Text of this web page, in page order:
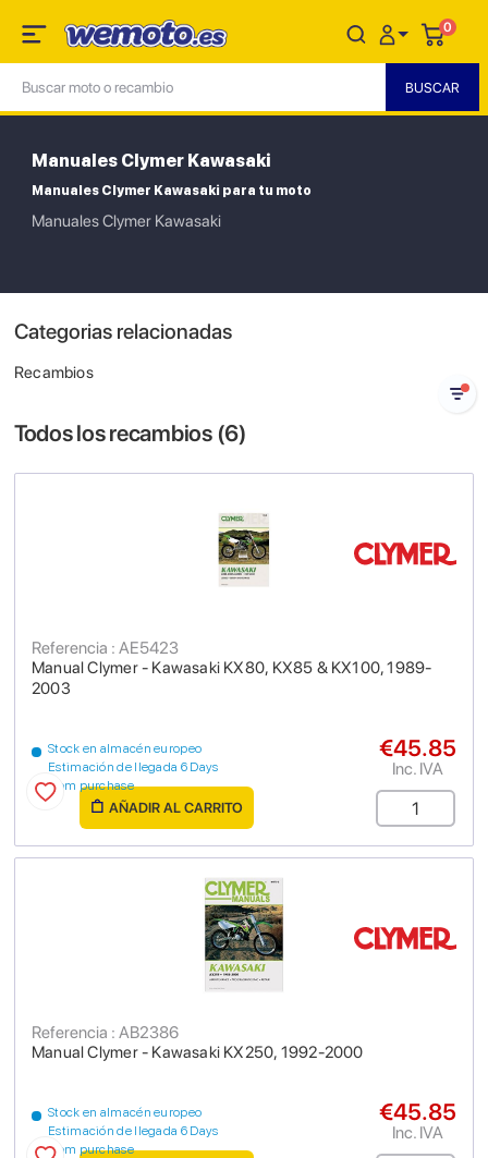
0
Manuales Clymer Kawasaki
Manuales Clymer Kawasaki para tu moto
Manuales Clymer Kawasaki
Categorias relacionadas
Recambios
Todos los recambios (6)
Manual Clymer - Kawasaki KX80, KX85 & KX100, 1989-
2003
Referencia : AE5423
Stock en almacén europeo
Estimación de llegada 6 Days
from purchase
€45.85
Inc. IVA
AÑADIR AL CARRITO
Manual Clymer - Kawasaki KX250, 1992-2000
Referencia : AB2386
Stock en almacén europeo
Estimación de llegada 6 Days
from purchase
€45.85
Inc. IVA